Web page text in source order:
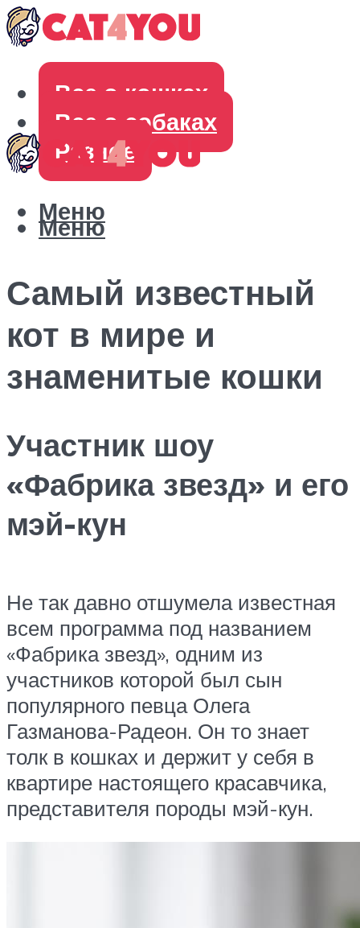
Все о кошках
Все о собаках
Разное
Меню
Меню
Самый известный
кот в мире и
знаменитые кошки
Участник шоу
«Фабрика звезд» и его
мэй-кун
Не так давно отшумела известная
всем программа под названием
«Фабрика звезд», одним из
участников которой был сын
популярного певца Олега
Газманова-Радеон. Он то знает
толк в кошках и держит у себя в
квартире настоящего красавчика,
представителя породы мэй-кун.